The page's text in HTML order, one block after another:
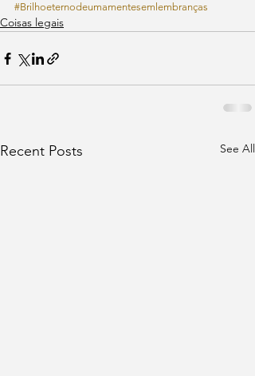
#Brilhoeternodeumamentesemlembranças
Coisas legais
Recent Posts See All